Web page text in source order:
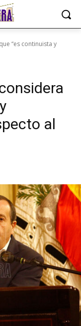
“es continuista y
al